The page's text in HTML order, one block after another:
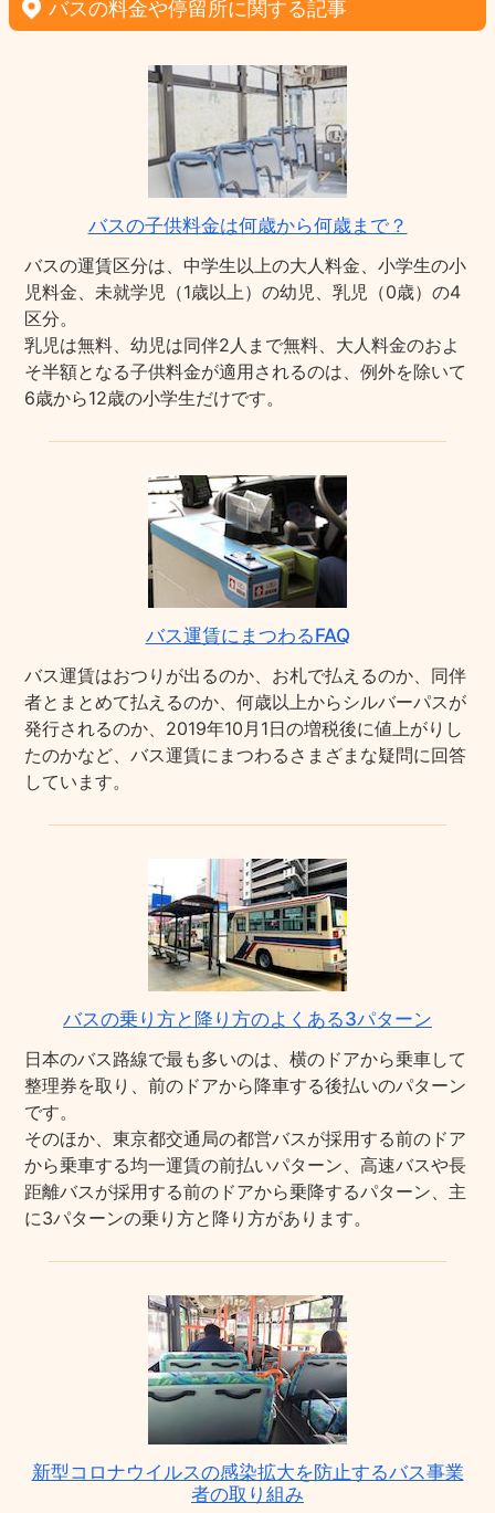
バスの料金や停留所に関する記事
バスの子供料金は何歳から何歳まで？
バスの運賃区分は、中学生以上の大人料金、小学生の小
児料金、未就学児（1歳以上）の幼児、乳児（0歳）の4
区分。
乳児は無料、幼児は同伴2人まで無料、大人料金のおよ
そ半額となる子供料金が適用されるのは、例外を除いて
6歳から12歳の小学生だけです。
バス運賃にまつわるFAQ
バス運賃はおつりが出るのか、お札で払えるのか、同伴
者とまとめて払えるのか、何歳以上からシルバーパスが
発行されるのか、2019年10月1日の増税後に値上がりし
たのかなど、バス運賃にまつわるさまざまな疑問に回答
しています。
バスの乗り方と降り方のよくある3パターン
日本のバス路線で最も多いのは、横のドアから乗車して
整理券を取り、前のドアから降車する後払いのパターン
です。
そのほか、東京都交通局の都営バスが採用する前のドア
から乗車する均一運賃の前払いパターン、高速バスや長
距離バスが採用する前のドアから乗降するパターン、主
に3パターンの乗り方と降り方があります。
新型コロナウイルスの感染拡大を防止するバス事業
者の取り組み